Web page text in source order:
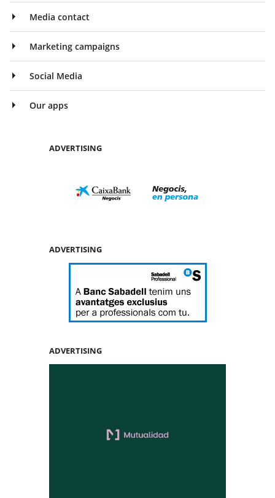
Media contact
Marketing campaigns
Social Media
Our apps
ADVERTISING
ADVERTISING
ADVERTISING